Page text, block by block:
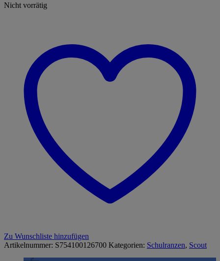
Nicht vorrätig
Zu Wunschliste hinzufügen
Artikelnummer: S754100126700 Kategorien: Schulranzen, Scout